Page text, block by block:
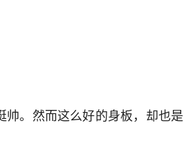
。然而这么好的身板，却也是